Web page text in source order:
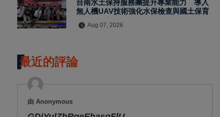
台南水土保持服務團提升專業能力 導入
無人機UAV技術強化水保檢查與國土保育
Aug 07, 2026
最近的評論
由 Anonymous